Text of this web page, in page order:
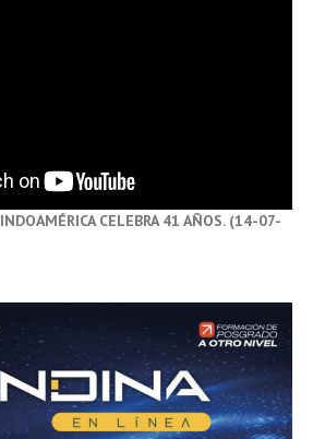
INDOAMÉRICA CELEBRA 41 AÑOS. (14-07-